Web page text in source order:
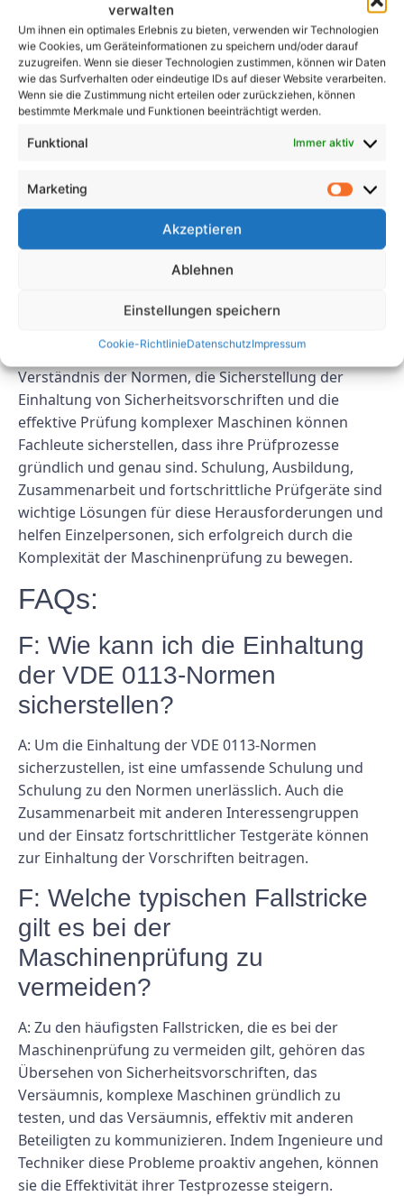
verwalten
Um ihnen ein optimales Erlebnis zu bieten, verwenden wir Technologien
wie Cookies, um Geräteinformationen zu speichern und/oder darauf
zuzugreifen. Wenn sie dieser Technologien zustimmen, können wir Daten
wie das Surfverhalten oder eindeutige IDs auf dieser Website verarbeiten.
Wenn sie die Zustimmung nicht erteilen oder zurückziehen, können
bestimmte Merkmale und Funktionen beeinträchtigt werden.
Funktional Immer aktiv
Marketing
Akzeptieren
Ablehnen
Einstellungen speichern
Cookie-RichtlinieDatenschutzImpressum
Der Einsatz fortschrittlicher Prüfgeräte kann auch
dazu beitragen, Herausforderungen in der
Maschinenprüfung zu bewältigen. Moderne Testtools
und -technologien können den Testprozess
rationalisieren und genauere Ergebnisse liefern.
Prüfgeräte investieren, um sicherzustellen, dass ihre
Tests gründlich und zuverlässig sind.
Abschluss:
Maschinenprüfung nach VDE 0113 mehrere
und Techniker bewältigen müssen. Durch das
Verständnis der Normen, die Sicherstellung der
Einhaltung von Sicherheitsvorschriften und die
effektive Prüfung komplexer Maschinen können
Fachleute sicherstellen, dass ihre Prüfprozesse
gründlich und genau sind. Schulung, Ausbildung,
Zusammenarbeit und fortschrittliche Prüfgeräte sind
wichtige Lösungen für diese Herausforderungen und
helfen Einzelpersonen, sich erfolgreich durch die
Komplexität der Maschinenprüfung zu bewegen.
FAQs:
F: Wie kann ich die Einhaltung
der VDE 0113-Normen
sicherstellen?
A: Um die Einhaltung der VDE 0113-Normen
sicherzustellen, ist eine umfassende Schulung und
Schulung zu den Normen unerlässlich. Auch die
Zusammenarbeit mit anderen Interessengruppen
und der Einsatz fortschrittlicher Testgeräte können
zur Einhaltung der Vorschriften beitragen.
F: Welche typischen Fallstricke
gilt es bei der
Maschinenprüfung zu
vermeiden?
A: Zu den häufigsten Fallstricken, die es bei der
Maschinenprüfung zu vermeiden gilt, gehören das
Übersehen von Sicherheitsvorschriften, das
Versäumnis, komplexe Maschinen gründlich zu
testen, und das Versäumnis, effektiv mit anderen
Beteiligten zu kommunizieren. Indem Ingenieure und
Techniker diese Probleme proaktiv angehen, können
sie die Effektivität ihrer Testprozesse steigern.